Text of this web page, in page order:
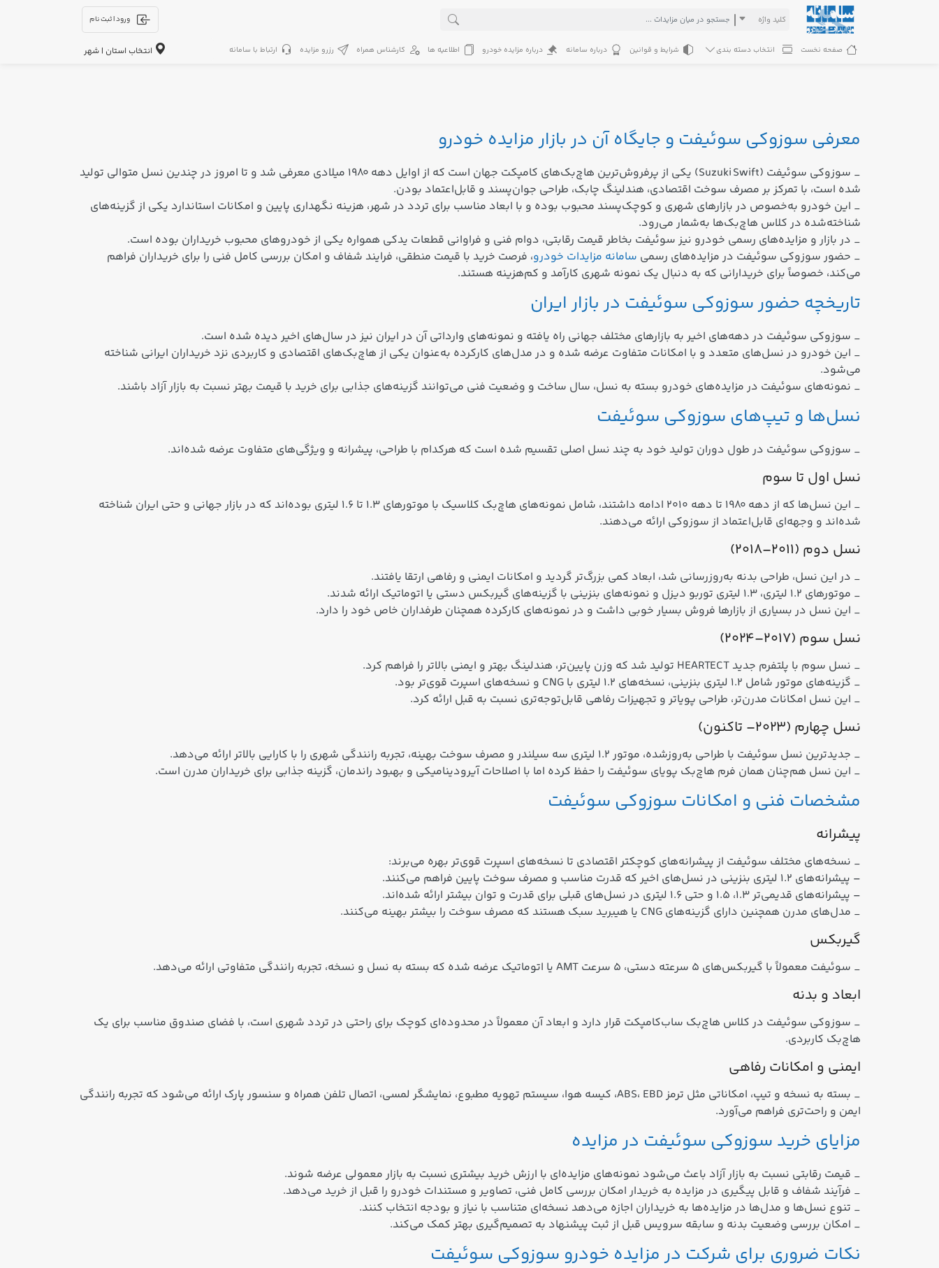
کلید واژه ورود | ثبت نام
صفحه نخست انتخاب دسته بندی شرایط و قوانین درباره سامانه درباره مزایده خودرو اطلاعیه ها کارشناس همراه رزرو مزایده ارتباط با سامانه انتخاب استان | شهر
معرفی سوزوکی سوئیفت و جایگاه آن در بازار مزایده خودرو
_ سوزوکی سوئیفت (Suzuki Swift) یکی از پرفروش‌ترین هاچ‌بک‌های کامپکت جهان است که از اوایل دهه ۱۹۸۰ میلادی معرفی شد و تا امروز در چندین نسل متوالی تولید
شده است، با تمرکز بر مصرف سوخت اقتصادی، هندلینگ چابک، طراحی جوان‌پسند و قابل‌اعتماد بودن.
_ این خودرو به‌خصوص در بازارهای شهری و کوچک‌پسند محبوب بوده و با ابعاد مناسب برای تردد در شهر، هزینه نگهداری پایین و امکانات استاندارد یکی از گزینه‌های
شناخته‌شده در کلاس هاچ‌بک‌ها به‌شمار می‌رود.
_ در بازار و مزایده‌های رسمی خودرو نیز سوئیفت بخاطر قیمت رقابتی، دوام فنی و فراوانی قطعات یدکی همواره یکی از خودروهای محبوب خریداران بوده است.
_ حضور سوزوکی سوئیفت در مزایده‌های رسمی سامانه مزایدات خودرو، فرصت خرید با قیمت منطقی، فرایند شفاف و امکان بررسی کامل فنی را برای خریداران فراهم
می‌کند، خصوصاً برای خریدارانی که به دنبال یک نمونه شهری کارآمد و کم‌هزینه هستند.
تاریخچه حضور سوزوکی سوئیفت در بازار ایران
_ سوزوکی سوئیفت در دهه‌های اخیر به بازارهای مختلف جهانی راه یافته و نمونه‌های وارداتی آن در ایران نیز در سال‌های اخیر دیده شده‌ است.
_ این خودرو در نسل‌های متعدد و با امکانات متفاوت عرضه شده و در مدل‌های کارکرده به‌عنوان یکی از هاچ‌بک‌های اقتصادی و کاربردی نزد خریداران ایرانی شناخته
می‌شود.
_ نمونه‌های سوئیفت در مزایده‌های خودرو بسته به نسل، سال ساخت و وضعیت فنی می‌توانند گزینه‌های جذابی برای خرید با قیمت بهتر نسبت به بازار آزاد باشند.
نسل‌ها و تیپ‌های سوزوکی سوئیفت
_ سوزوکی سوئیفت در طول دوران تولید خود به چند نسل اصلی تقسیم شده است که هرکدام با طراحی، پیشرانه و ویژگی‌های متفاوت عرضه شده‌اند.
نسل اول تا سوم
_ این نسل‌ها که از دهه ۱۹۸۰ تا دهه ۲۰۱۰ ادامه داشتند، شامل نمونه‌های هاچ‌بک کلاسیک با موتورهای 1.3 تا 1.6 لیتری بوده‌اند که در بازار جهانی و حتی ایران شناخته
شده‌اند و وجهه‌ای قابل‌اعتماد از سوزوکی ارائه می‌دهند.
نسل دوم (۲۰۱۱–۲۰۱۸)
_ در این نسل، طراحی بدنه به‌روزرسانی شد، ابعاد کمی بزرگ‌تر گردید و امکانات ایمنی و رفاهی ارتقا یافتند.
_ موتورهای 1.2 لیتری، 1.3 لیتری توربو دیزل و نمونه‌های بنزینی با گزینه‌های گیربکس دستی یا اتوماتیک ارائه شدند.
_ این نسل در بسیاری از بازارها فروش بسیار خوبی داشت و در نمونه‌های کارکرده همچنان طرفداران خاص خود را دارد.
نسل سوم (۲۰۱۷–۲۰۲۴)
_ نسل سوم با پلتفرم جدید HEARTECT تولید شد که وزن پایین‌تر، هندلینگ بهتر و ایمنی بالاتر را فراهم کرد.
_ گزینه‌های موتور شامل 1.2 لیتری بنزینی، نسخه‌های 1.2 لیتری با CNG و نسخه‌های اسپرت قوی‌تر بود.
_ این نسل امکانات مدرن‌تر، طراحی پویاتر و تجهیزات رفاهی قابل‌توجه‌تری نسبت به قبل ارائه کرد.
نسل چهارم (۲۰۲۳– تاکنون)
_ جدیدترین نسل سوئیفت با طراحی به‌روزشده، موتور 1.2 لیتری سه سیلندر و مصرف سوخت بهینه، تجربه رانندگی شهری را با کارایی بالاتر ارائه می‌دهد.
_ این نسل هم‌چنان همان فرم هاچ‌بک پویای سوئیفت را حفظ کرده اما با اصلاحات آیرودینامیکی و بهبود راندمان، گزینه جذابی برای خریداران مدرن است.
مشخصات فنی و امکانات سوزوکی سوئیفت
پیشرانه
_ نسخه‌های مختلف سوئیفت از پیشرانه‌های کوچکتر اقتصادی تا نسخه‌های اسپرت قوی‌تر بهره می‌برند:
– پیشرانه‌های 1.2 لیتری بنزینی در نسل‌های اخیر که قدرت مناسب و مصرف سوخت پایین فراهم می‌کنند.
– پیشرانه‌های قدیمی‌تر 1.3، 1.5 و حتی 1.6 لیتری در نسل‌های قبلی برای قدرت و توان بیشتر ارائه شده‌اند.
_ مدل‌های مدرن همچنین دارای گزینه‌های CNG یا هیبرید سبک هستند که مصرف سوخت را بیشتر بهینه می‌کنند.
گیربکس
_ سوئیفت معمولاً با گیربکس‌های ۵ سرعته دستی، ۵ سرعت AMT یا اتوماتیک عرضه شده که بسته به نسل و نسخه، تجربه رانندگی متفاوتی ارائه می‌دهد.
ابعاد و بدنه
_ سوزوکی سوئیفت در کلاس هاچ‌بک ساب‌کامپکت قرار دارد و ابعاد آن معمولاً در محدوده‌ای کوچک برای راحتی در تردد شهری است، با فضای صندوق مناسب برای یک
هاچ‌بک کاربردی.
ایمنی و امکانات رفاهی
_ بسته به نسخه و تیپ، امکاناتی مثل ترمز ABS، EBD، کیسه هوا، سیستم تهویه مطبوع، نمایشگر لمسی، اتصال تلفن همراه و سنسور پارک ارائه می‌شود که تجربه رانندگی
ایمن و راحت‌تری فراهم می‌آورد.
مزایای خرید سوزوکی سوئیفت در مزایده
_ قیمت رقابتی نسبت به بازار آزاد باعث می‌شود نمونه‌های مزایده‌ای با ارزش خرید بیشتری نسبت به بازار معمولی عرضه شوند.
_ فرآیند شفاف و قابل پیگیری در مزایده به خریدار امکان بررسی کامل فنی، تصاویر و مستندات خودرو را قبل از خرید می‌دهد.
_ تنوع نسل‌ها و مدل‌ها در مزایده‌ها به خریداران اجازه می‌دهد نسخه‌ای متناسب با نیاز و بودجه انتخاب کنند.
_ امکان بررسی وضعیت بدنه و سابقه سرویس قبل از ثبت پیشنهاد به تصمیم‌گیری بهتر کمک می‌کند.
نکات ضروری برای شرکت در مزایده خودرو سوزوکی سوئیفت